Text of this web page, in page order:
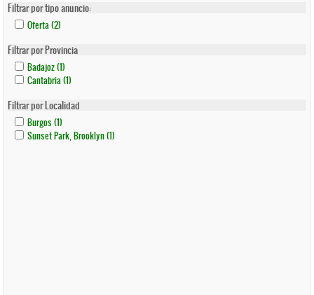
Filtrar por tipo anuncio:
Apply
Oferta
Filter
Oferta (2)
Filtrar por Provincia
Apply
Badajoz
Filter
Badajoz (1)
Badajoz
Filter
Apply
Cantabria
Filter
Cantabria (1)
Filtrar por Localidad
Apply
Burgos
Filter
Burgos (1)
Burgos
Filter
Apply
Sunset
Sunset Park, Brooklyn (1)